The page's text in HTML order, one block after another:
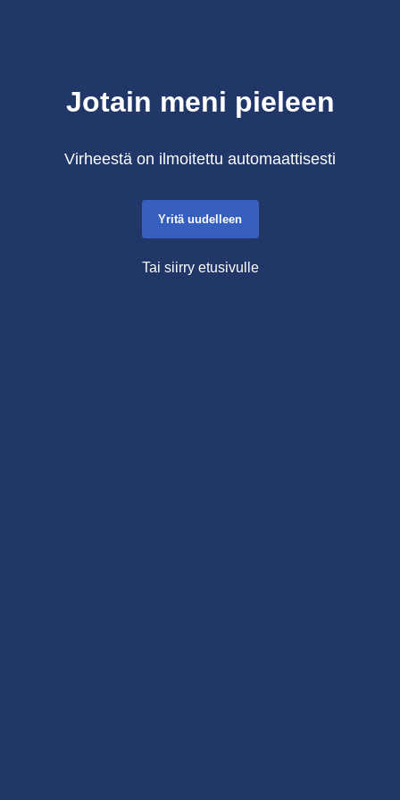
Jotain meni pieleen
Virheestä on ilmoitettu automaattisesti
Yritä uudelleen
Tai siirry etusivulle